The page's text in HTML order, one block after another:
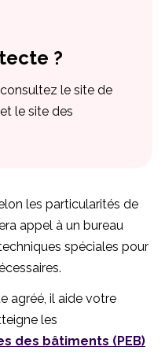
?
le site de
le site des
les particularités de
appel à un bureau
spéciales pour
agréé, il aide votre
les
des bâtiments (PEB)